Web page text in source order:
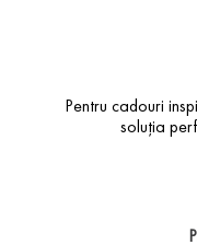
Pentru cadouri
soluția